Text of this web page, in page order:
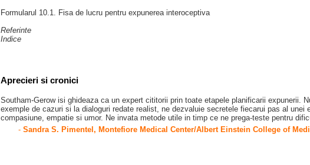
Formularul 10.1. Fisa de lucru pentru expunerea interoceptiva
Referinte
Indice
Aprecieri si cronici
Southam-Gerow isi ghideaza ca un expert cititorii prin toate etapele planificarii expunerii.
exemple de cazuri si la dialoguri redate realist, ne dezvaluie secretele fiecarui pas al unei
compasiune, empatie si umor. Ne invata metode utile in timp ce ne prega-teste pentru
- Sandra S. Pimentel, Montefiore Medical Center/Albert Einstein College of